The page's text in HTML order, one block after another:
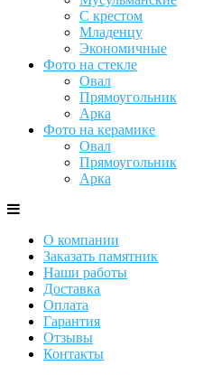
С крестом
Младенцу
Экономичные
Фото на стекле
Овал
Прямоугольник
Арка
Фото на керамике
Овал
Прямоугольник
Арка
О компании
Заказать памятник
Наши работы
Доставка
Оплата
Гарантия
Отзывы
Контакты